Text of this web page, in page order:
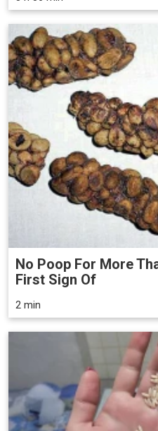
No Poop For More
First Sign Of
2 min